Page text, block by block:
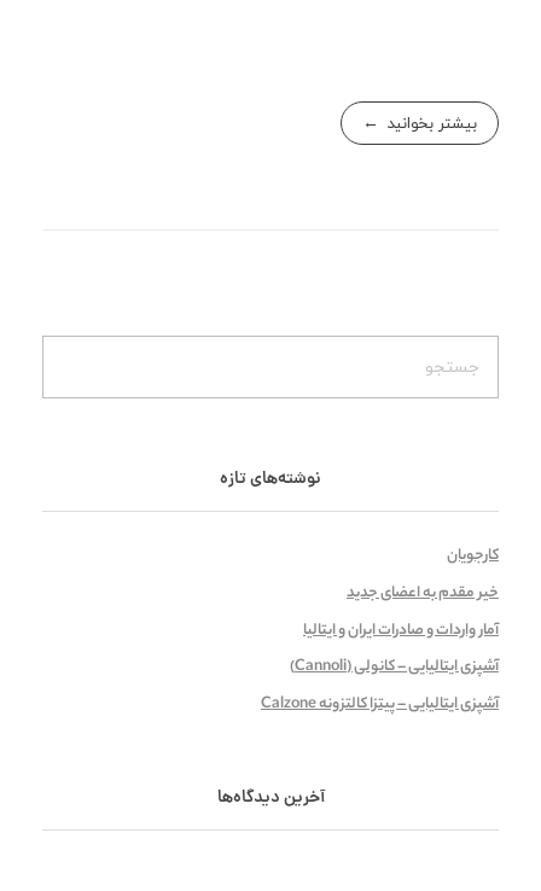
بیشتر بخوانید
نوشته‌های تازه
کارجویان
خیر مقدم به اعضای جدید
آمار واردات و صادرات ایران و ایتالیا
آشپزی ایتالیایی – کانولی (Cannoli)
آشپزی ایتالیایی – پیتزا کالتزونه Calzone
آخرین دیدگاه‌ها